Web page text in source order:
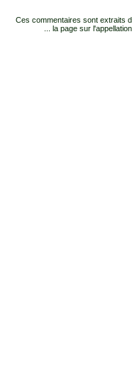
Ces commentaires sont extraits
... la page sur l'appellation